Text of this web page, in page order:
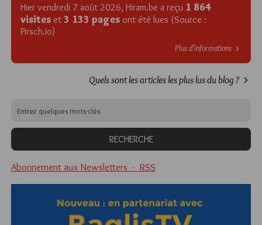
Hier vendredi 7 août 2026, Hiram.be a reçu 1 864
visites et 3 133 pages ont été lues (Source :
Pirsch.io)
Plus d’informations
Quels sont les articles les plus lus du blog ?
Abonnement aux Newsletters - RSS